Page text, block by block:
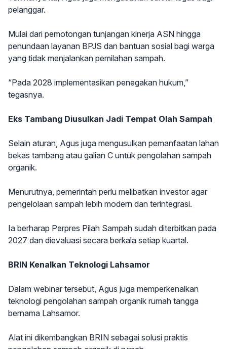
pelanggar.
Mulai dari pemotongan tunjangan kinerja ASN hingga
penundaan layanan BPJS dan bantuan sosial bagi warga
yang tidak menjalankan pemilahan sampah.
“Pada 2028 implementasikan penegakan hukum,”
tegasnya.
Eks Tambang Diusulkan Jadi Tempat Olah Sampah
Selain aturan, Agus juga mengusulkan pemanfaatan lahan
bekas tambang atau galian C untuk pengolahan sampah
organik.
Menurutnya, pemerintah perlu melibatkan investor agar
pengelolaan sampah lebih modern dan terintegrasi.
Ia berharap Perpres Pilah Sampah sudah diterbitkan pada
2027 dan dievaluasi secara berkala setiap kuartal.
BRIN Kenalkan Teknologi Lahsamor
Dalam webinar tersebut, Agus juga memperkenalkan
teknologi pengolahan sampah organik rumah tangga
bernama Lahsamor.
Alat ini dikembangkan BRIN sebagai solusi praktis